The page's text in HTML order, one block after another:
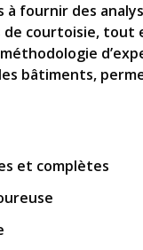
à fournir des
de courtoisie,
bâtiments,
et complètes